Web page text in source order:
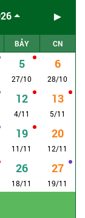
►
BẢY CN
5
27/10
6
28/10
12
4/11
13
5/11
19
11/11
20
12/11
26
18/11
27
19/11